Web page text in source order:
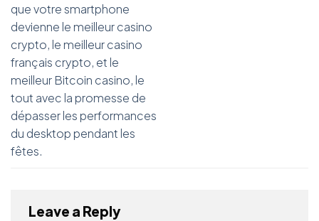
que votre smartphone
devienne le meilleur casino
crypto, le meilleur casino
français crypto, et le
meilleur Bitcoin casino, le
tout avec la promesse de
dépasser les performances
du desktop pendant les
fêtes.
Leave a Reply